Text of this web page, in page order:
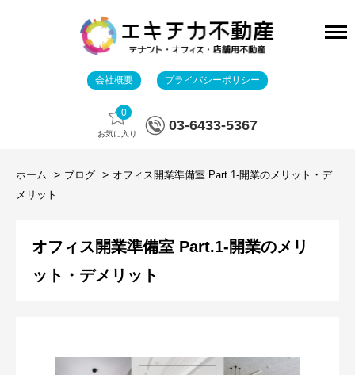
会社概要 プライバシーポリシー
0
お気に入り
03-6433-5367
ホーム ブログ
オフィス開業準備室 Part.1-開業のメリット・デ
メリット
オフィス開業準備室 Part.1-開業のメリ
ット・デメリット